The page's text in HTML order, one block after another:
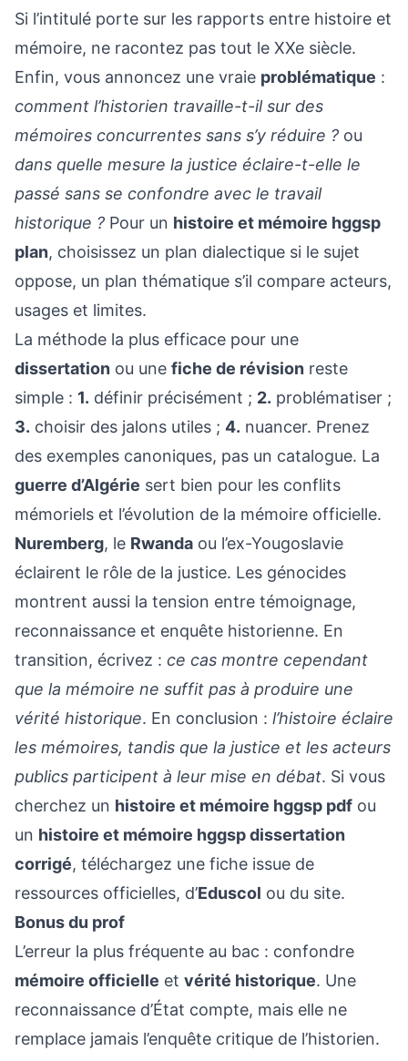
Si l’intitulé porte sur les rapports entre histoire et
mémoire, ne racontez pas tout le XXe siècle.
Enfin, vous annoncez une vraie problématique :
comment l’historien travaille-t-il sur des
mémoires concurrentes sans s’y réduire ? ou
dans quelle mesure la justice éclaire-t-elle le
passé sans se confondre avec le travail
historique ? Pour un histoire et mémoire hggsp
plan, choisissez un plan dialectique si le sujet
oppose, un plan thématique s’il compare acteurs,
usages et limites.
La méthode la plus efficace pour une
dissertation ou une fiche de révision reste
simple : 1. définir précisément ; 2. problématiser ;
3. choisir des jalons utiles ; 4. nuancer. Prenez
des exemples canoniques, pas un catalogue. La
guerre d’Algérie sert bien pour les conflits
mémoriels et l’évolution de la mémoire officielle.
Nuremberg, le Rwanda ou l’ex-Yougoslavie
éclairent le rôle de la justice. Les génocides
montrent aussi la tension entre témoignage,
reconnaissance et enquête historienne. En
transition, écrivez : ce cas montre cependant
que la mémoire ne suffit pas à produire une
vérité historique. En conclusion : l’histoire éclaire
les mémoires, tandis que la justice et les acteurs
publics participent à leur mise en débat. Si vous
cherchez un histoire et mémoire hggsp pdf ou
un histoire et mémoire hggsp dissertation
corrigé, téléchargez une fiche issue de
ressources officielles, d’Eduscol ou du site.
Bonus du prof
L’erreur la plus fréquente au bac : confondre
mémoire officielle et vérité historique. Une
reconnaissance d’État compte, mais elle ne
remplace jamais l’enquête critique de l’historien.